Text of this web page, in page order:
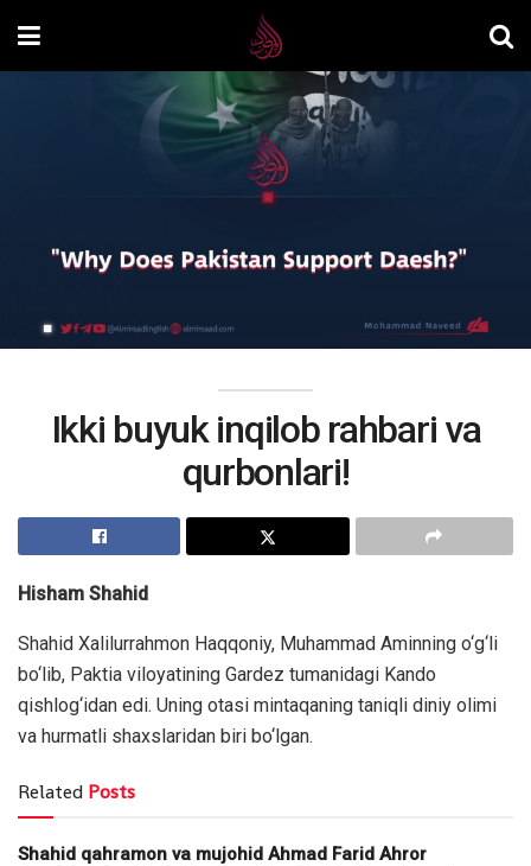
Ikki buyuk inqilob rahbari va
qurbonlari!
Hisham Shahid
Shahid Xalilurrahmon Haqqoniy, Muhammad Aminning o‘g‘li
bo‘lib, Paktia viloyatining Gardez tumanidagi Kando
qishlog‘idan edi. Uning otasi mintaqaning taniqli diniy olimi
va hurmatli shaxslaridan biri bo‘lgan.
Related Posts
Shahid qahramon va mujohid Ahmad Farid Ahror